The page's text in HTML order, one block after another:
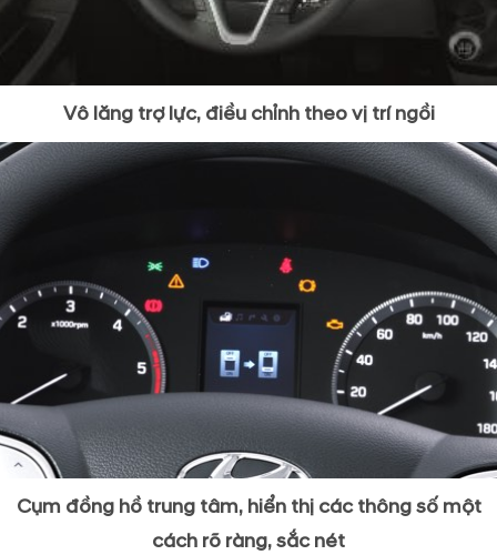
Vô lăng trợ lực, điều chỉnh theo vị trí ngồi
Cụm đồng hồ trung tâm, hiển thị các thông số một
cách rõ ràng, sắc nét